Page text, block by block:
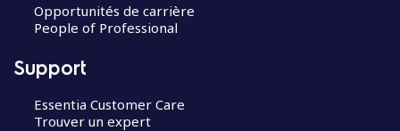
Opportunités de carrière
People of Professional
Support
Essentia Customer Care
Trouver un expert